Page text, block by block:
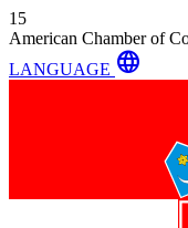
15
American Chamber of
LANGUAGE language